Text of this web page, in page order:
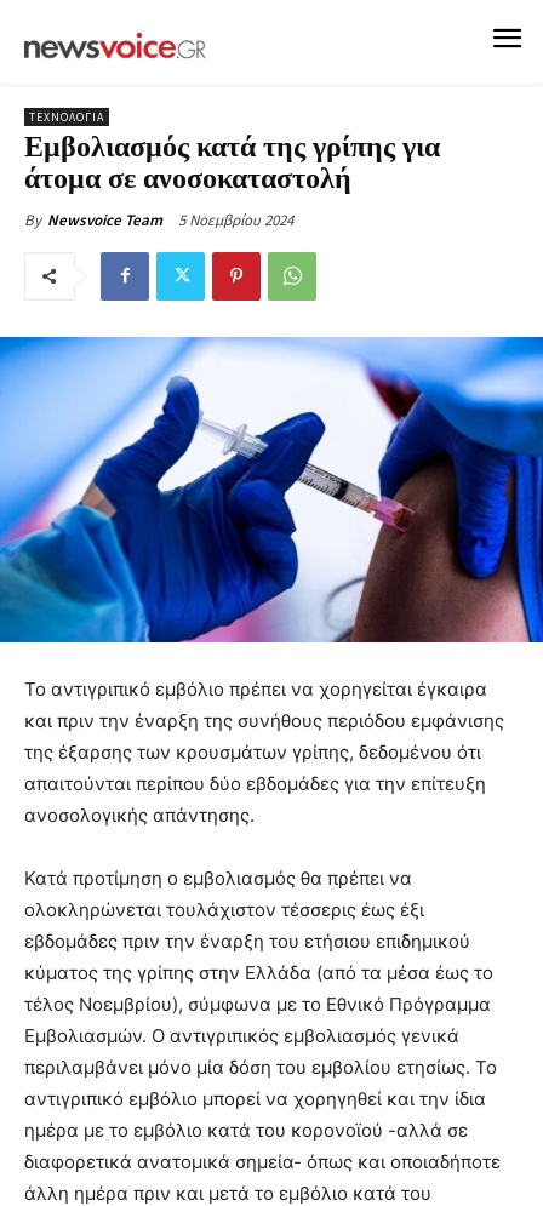
ΤΕΧΝΟΛΟΓΙΑ
Εμβολιασμός κατά της γρίπης για
άτομα σε ανοσοκαταστολή
By Newsvoice Team 5 Νοεμβρίου 2024
Το αντιγριπικό εμβόλιο πρέπει να χορηγείται έγκαιρα
και πριν την έναρξη της συνήθους περιόδου εμφάνισης
της έξαρσης των κρουσμάτων γρίπης, δεδομένου ότι
απαιτούνται περίπου δύο εβδομάδες για την επίτευξη
ανοσολογικής απάντησης.
Κατά προτίμηση ο εμβολιασμός θα πρέπει να
ολοκληρώνεται τουλάχιστον τέσσερις έως έξι
εβδομάδες πριν την έναρξη του ετήσιου επιδημικού
κύματος της γρίπης στην Ελλάδα (από τα μέσα έως το
τέλος Νοεμβρίου), σύμφωνα με το Εθνικό Πρόγραμμα
Εμβολιασμών. Ο αντιγριπικός εμβολιασμός γενικά
περιλαμβάνει μόνο μία δόση του εμβολίου ετησίως. Το
αντιγριπικό εμβόλιο μπορεί να χορηγηθεί και την ίδια
ημέρα με το εμβόλιο κατά του κορονοϊού -αλλά σε
διαφορετικά ανατομικά σημεία- όπως και οποιαδήποτε
άλλη ημέρα πριν και μετά το εμβόλιο κατά του